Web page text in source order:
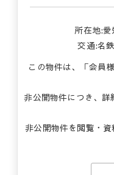
所在地:
交通:名
この物件は、「会員
非公開物件につき、
非公開物件を閲覧・